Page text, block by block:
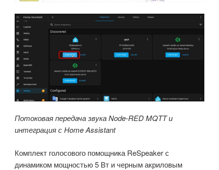
Потоковая передача звука Node-RED MQTT и
интеграция с Home Assistant
Комплект голосового помощника ReSpeaker с
динамиком мощностью 5 Вт и черным акриловым